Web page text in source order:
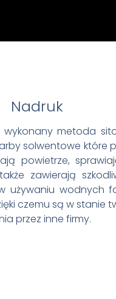
Nadruk
wykonany metoda
solwentowe które
powietrze,
zawierają
używaniu wodnych
czemu są w stanie
przez inne firmy.